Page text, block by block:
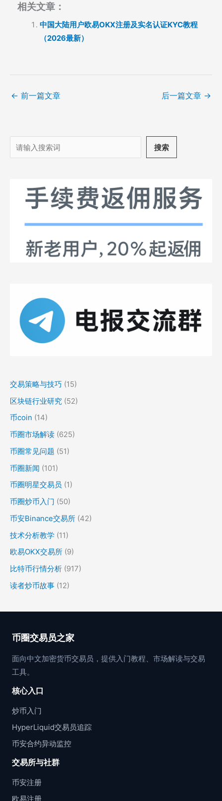
相关文章：
中国大陆用户欧易OKX注册及实名认证KYC教程
（2026最新）
← 前一篇文章 后一篇文章 →
搜
索
搜索
交易策略与技巧 (15)
区块链行业研究 (52)
币coin (14)
币圈市场解读 (625)
币圈常见问题 (51)
币圈新闻 (101)
币圈明星交易员 (1)
币圈炒币入门 (50)
币安Binance交易所 (42)
技术分析教学 (11)
欧易OKX交易所 (9)
比特币行情分析 (917)
读者炒币故事 (12)
币圈交易员之家
面向中文加密货币交易员，提供入门教程、市场解读与交易
工具。
核心入口
炒币入门
HyperLiquid交易员追踪
币安合约异动监控
交易所与社群
币安注册
欧易注册